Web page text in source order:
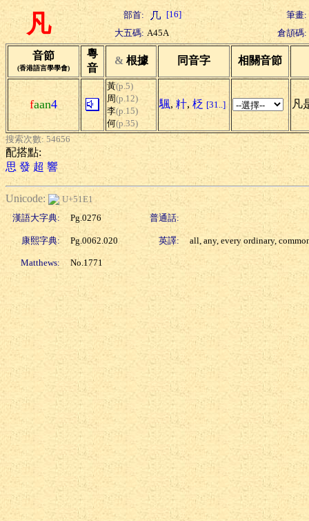
凡 部首: [16]
筆畫:
大五碼: A45A 倉頡碼:
音節
(香港語言學學會)
粵
音
& 根據 同音字 相關音節
faan4
黃(p.5)
周(p.12)
李(p.15)
何(p.35)
颿, 籵, 柉 [31..] 凡
搜索次數: 54656
配搭點:
思 發 超 響
Unicode:
U+51E1
漢語大字典:
Pg.0276 普通話:
康熙字典: Pg.0062.020 英譯: all, any, every ordinary,
Matthews: No.1771